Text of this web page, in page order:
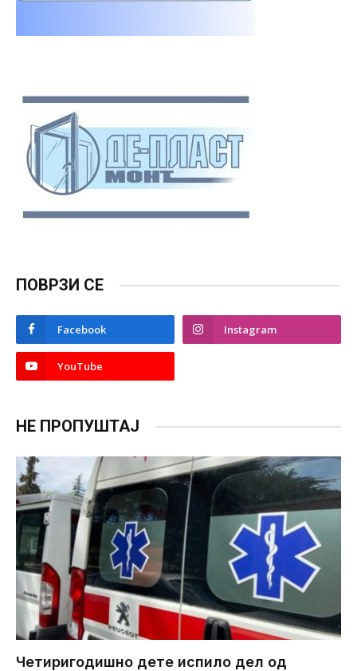
ПОВРЗИ СЕ
Facebook Instagram
YouTube
НЕ ПРОПУШТАЈ
Четиригодишно дете испило дел од